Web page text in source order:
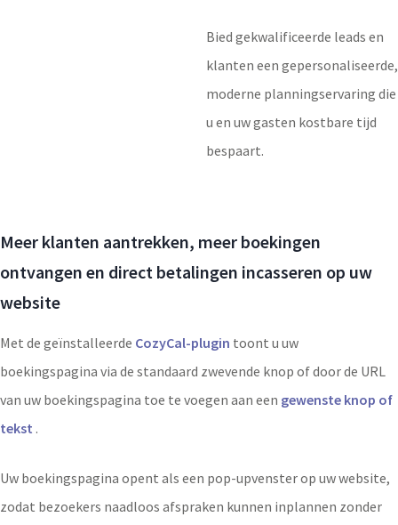
Bied gekwalificeerde leads en
klanten een gepersonaliseerde,
moderne planningservaring die
u en uw gasten kostbare tijd
bespaart.
Meer klanten aantrekken, meer boekingen
ontvangen en direct betalingen incasseren op uw
website
Met de geïnstalleerde CozyCal-plugin toont u uw
boekingspagina via de standaard zwevende knop of door de URL
van uw boekingspagina toe te voegen aan een gewenste knop of
tekst .
Uw boekingspagina opent als een pop-upvenster op uw website,
zodat bezoekers naadloos afspraken kunnen inplannen zonder